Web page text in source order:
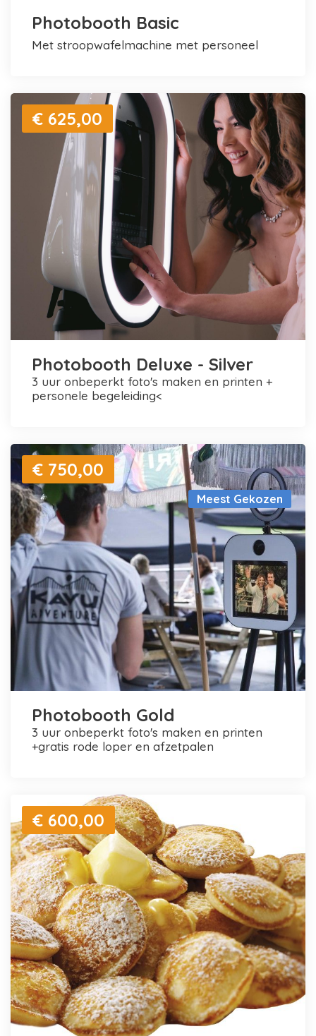
Photobooth Basic
met stroopwafelmachine met personeel
€ 625,00
Photobooth Deluxe - Silver
3 uur onbeperkt foto's maken en printen +
personele begeleiding<
Meest Gekozen
€ 750,00
Photobooth Gold
3 uur onbeperkt foto's maken en printen
+gratis rode loper en afzetpalen
€ 600,00